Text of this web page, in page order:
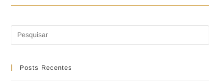
Posts Recentes